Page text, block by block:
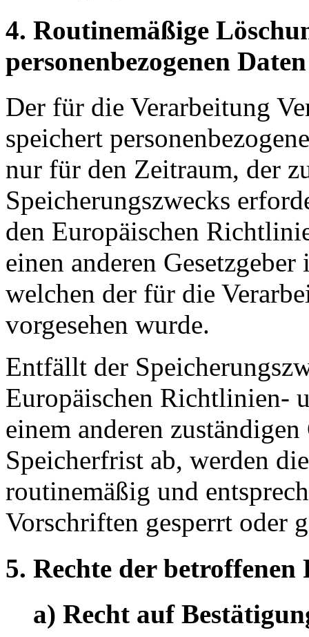
4. Routinemäßige
personenbezogenen Daten
Der für die Verarbeitung
speichert
nur für den Zeitraum, der
Speicherungszwecks
den Europäischen
einen anderen
welchen der für die
vorgesehen wurde.
Entfällt der
Europäischen Richtlinien-
einem anderen
Speicherfrist ab, werden
routinemäßig und
Vorschriften gesperrt oder
5. Rechte der betroffenen
a) Recht auf